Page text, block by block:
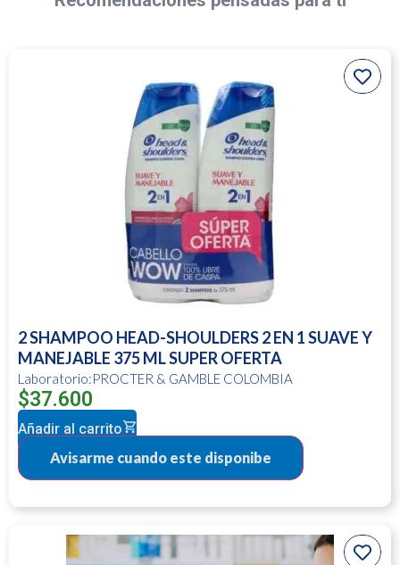
2 SHAMPOO HEAD-SHOULDERS 2 EN 1 SUAVE Y
MANEJABLE 375 ML SUPER OFERTA
Laboratorio:PROCTER & GAMBLE COLOMBIA
$37.600
Añadir al carrito